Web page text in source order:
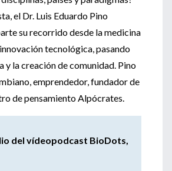
el Dr. Luis Eduardo Pino
su recorrido desde la medicina
tecnológica, pasando
y la creación de comunidad. Pino
emprendedor, fundador de
de pensamiento Alpócrates.
del vídeopodcast BioDots,